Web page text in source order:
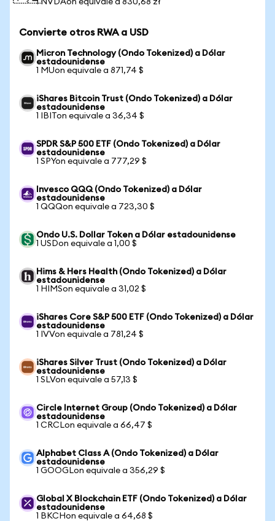
1 NVDAon equivale a 830,68 zł
Convierte otros RWA a USD
Micron Technology (Ondo Tokenized) a Dólar
estadounidense
1 MUon equivale a 871,74 $
iShares Bitcoin Trust (Ondo Tokenized) a Dólar
estadounidense
1 IBITon equivale a 36,34 $
SPDR S&P 500 ETF (Ondo Tokenized) a Dólar
estadounidense
1 SPYon equivale a 777,29 $
Invesco QQQ (Ondo Tokenized) a Dólar
estadounidense
1 QQQon equivale a 723,30 $
Ondo U.S. Dollar Token a Dólar estadounidense
1 USDon equivale a 1,00 $
Hims & Hers Health (Ondo Tokenized) a Dólar
estadounidense
1 HIMSon equivale a 31,02 $
iShares Core S&P 500 ETF (Ondo Tokenized) a Dólar
estadounidense
1 IVVon equivale a 781,24 $
iShares Silver Trust (Ondo Tokenized) a Dólar
estadounidense
1 SLVon equivale a 57,13 $
Circle Internet Group (Ondo Tokenized) a Dólar
estadounidense
1 CRCLon equivale a 66,47 $
Alphabet Class A (Ondo Tokenized) a Dólar
estadounidense
1 GOOGLon equivale a 356,29 $
Global X Blockchain ETF (Ondo Tokenized) a Dólar
estadounidense
1 BKCHon equivale a 64,68 $